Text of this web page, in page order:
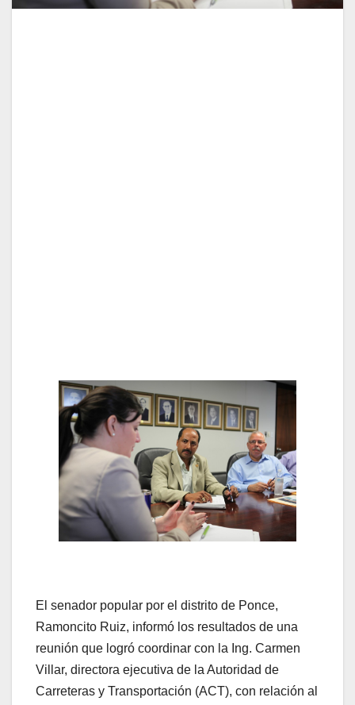
El senador popular por el distrito de Ponce,
Ramoncito Ruiz, informó los resultados de una
reunión que logró coordinar con la Ing. Carmen
Villar, directora ejecutiva de la Autoridad de
Carreteras y Transportación (ACT), con relación al